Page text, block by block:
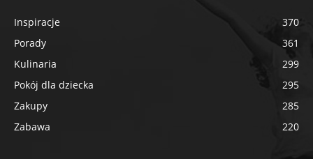
Inspiracje
370
Porady
361
Kulinaria
299
Pokój dla dziecka
295
Zakupy
285
Zabawa
220